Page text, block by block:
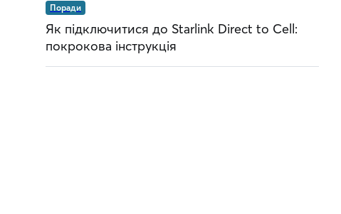
Поради
Як підключитися до Starlink Direct to Cell:
покрокова інструкція